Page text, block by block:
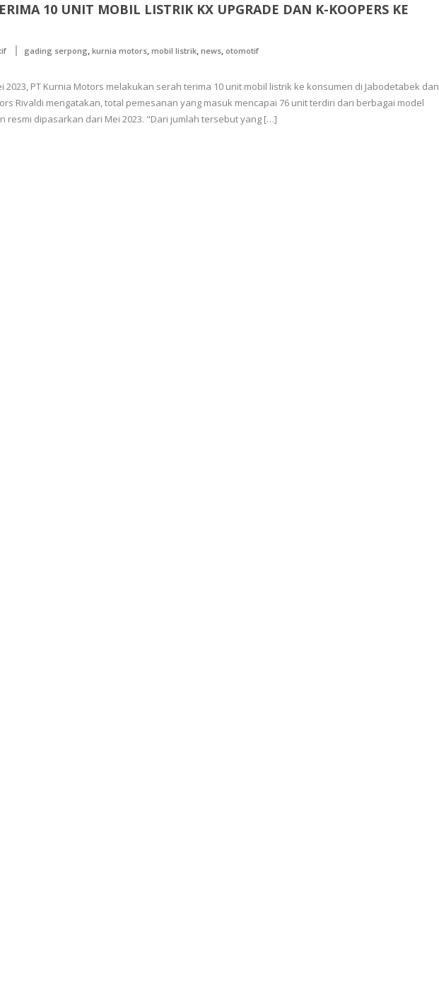
10 UNIT MOBIL LISTRIK KX UPGRADE DAN K-KOOPERS KE
gading serpong, kurnia motors, mobil listrik, news, otomotif
PT Kurnia Motors melakukan serah terima 10 unit mobil listrik ke konsumen di Jabodetabek dan
Rivaldi mengatakan, total pemesanan yang masuk mencapai 76 unit terdiri dari berbagai model
resmi dipasarkan dari Mei 2023. "Dari jumlah tersebut yang […]